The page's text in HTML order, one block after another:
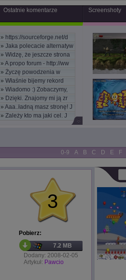
Ostatnie komentarze Screenshoty
» https://sourceforge.net/d
» Jaka polecacie alternatyw
» Widzę, że jeszcze strona
» A propo forum - http://ww
» Życzę powodzenia w
nowym
» Właśnie bijemy rekord
kom
» Wiadomo :) Zobaczymy,
moż
» Dzięki. Znajomy mi ją zr
» Aaa..ładną masz stronę! J
» Zależy kto ma jaki cel. J
0-9 A B C D E F
3
Pobierz:
7.2 MB
Dodany: 2008-02-05
Artykuł: Pawcio